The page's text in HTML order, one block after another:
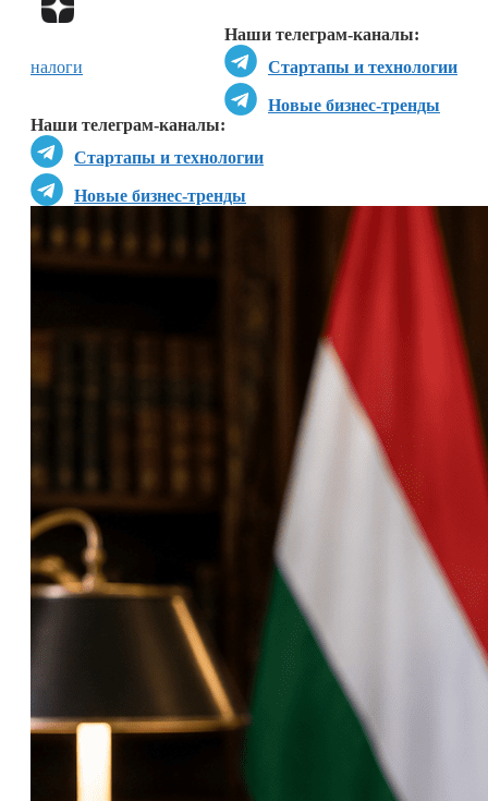
Наши телеграм-каналы:
Стартапы и технологии
Новые бизнес-тренды
Наши телеграм-каналы:
Стартапы и технологии
Новые бизнес-тренды
налоги